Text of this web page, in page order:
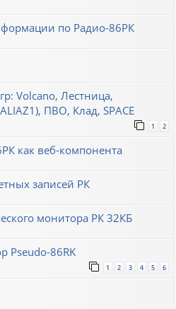
по Радио-86РК
Volcano, Лестница,
ПВО, Клад, SPACE
1 2
как веб-компонента
записей РК
монитора РК 32КБ
Pseudo-86RK
1 2 3 4 5 6